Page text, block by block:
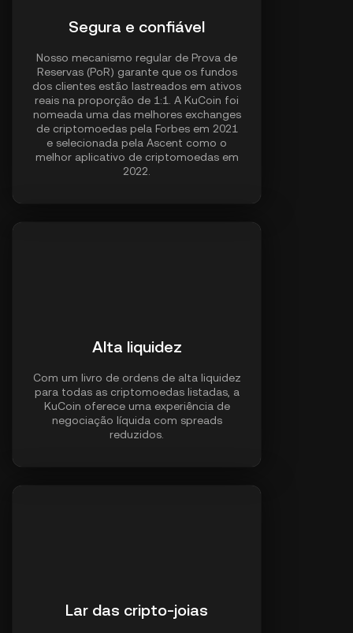
Segura e confiável
Nosso mecanismo regular de Prova de
Reservas (PoR) garante que os fundos
dos clientes estão lastreados em ativos
reais na proporção de 1:1. A KuCoin foi
nomeada uma das melhores exchanges
de criptomoedas pela Forbes em 2021
e selecionada pela Ascent como o
melhor aplicativo de criptomoedas em
2022.
Alta liquidez
Com um livro de ordens de alta liquidez
para todas as criptomoedas listadas, a
KuCoin oferece uma experiência de
negociação líquida com spreads
reduzidos.
Lar das cripto-joias